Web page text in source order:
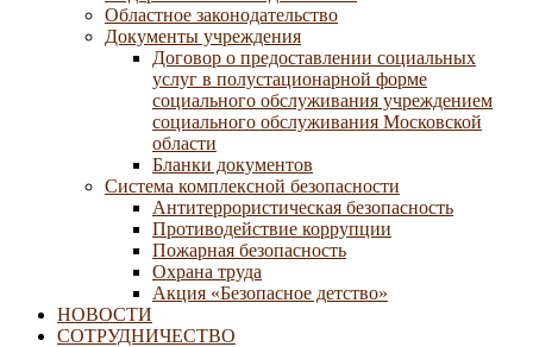
Областное законодательство
Документы учреждения
Договор о предоставлении социальных
услуг в полустационарной форме
социального обслуживания учреждением
социального обслуживания Московской
области
Бланки документов
Система комплексной безопасности
Антитеррористическая безопасность
Противодействие коррупции
Пожарная безопасность
Охрана труда
Акция «Безопасное детство»
НОВОСТИ
СОТРУДНИЧЕСТВО